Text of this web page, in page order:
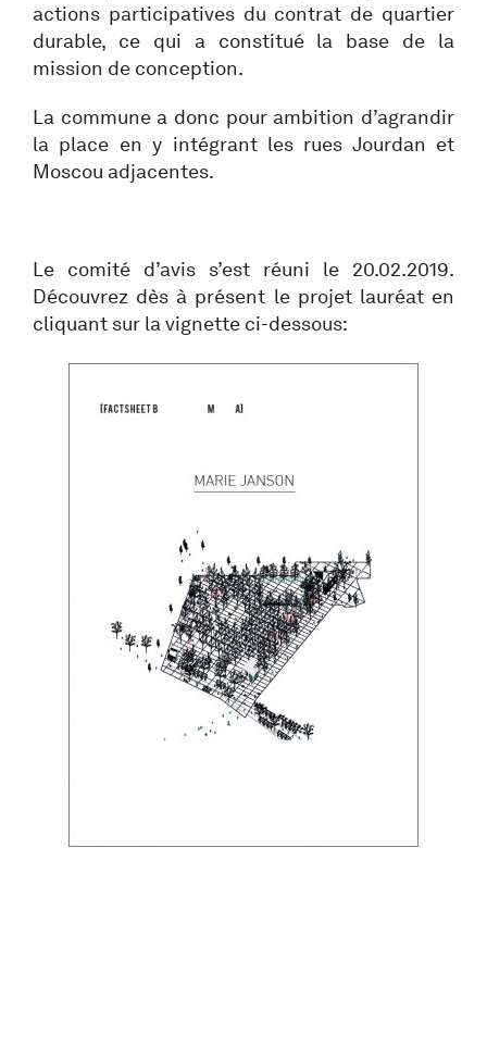
actions participatives du contrat de quartier
durable, ce qui a constitué la base de la
mission de conception.
La commune a donc pour ambition d’agrandir
la place en y intégrant les rues Jourdan et
Moscou adjacentes.
Le comité d’avis s’est réuni le 20.02.2019.
Découvrez dès à présent le projet lauréat en
cliquant sur la vignette ci-dessous: